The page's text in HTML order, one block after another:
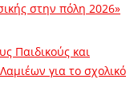
στην πόλη 2026»
Παιδικούς και
για το σχολικό